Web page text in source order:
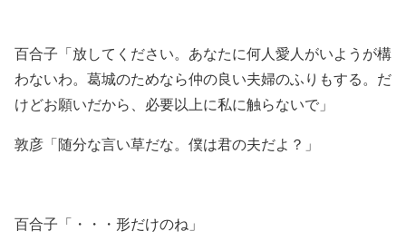
百合子「放してください。あなたに何人愛人がいようが構
わないわ。葛城のためなら仲の良い夫婦のふりもする。だ
けどお願いだから、必要以上に私に触らないで」
敦彦「随分な言い草だな。僕は君の夫だよ？」
百合子「・・・形だけのね」